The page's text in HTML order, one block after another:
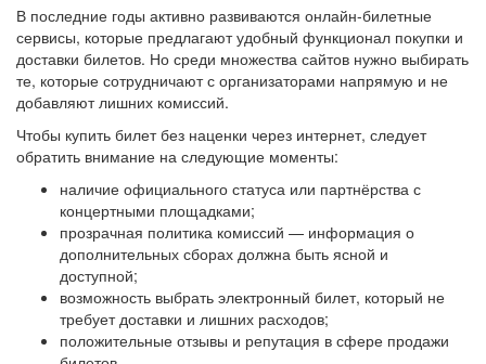
В последние годы активно развиваются онлайн-билетные
сервисы, которые предлагают удобный функционал покупки и
доставки билетов. Но среди множества сайтов нужно выбирать
те, которые сотрудничают с организаторами напрямую и не
добавляют лишних комиссий.
Чтобы купить билет без наценки через интернет, следует
обратить внимание на следующие моменты:
наличие официального статуса или партнёрства с
концертными площадками;
прозрачная политика комиссий — информация о
дополнительных сборах должна быть ясной и
доступной;
возможность выбрать электронный билет, который не
требует доставки и лишних расходов;
положительные отзывы и репутация в сфере продажи